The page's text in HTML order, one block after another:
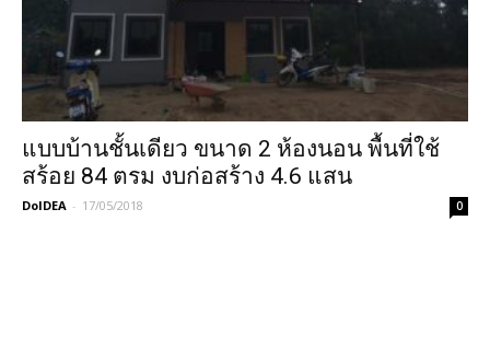
แบบบ้านชั้นเดียว ขนาด 2 ห้องนอน พื้นที่ใช้
สร้อย 84 ตรม งบก่อสร้าง 4.6 แสน
DoIDEA - 17/05/2018 0